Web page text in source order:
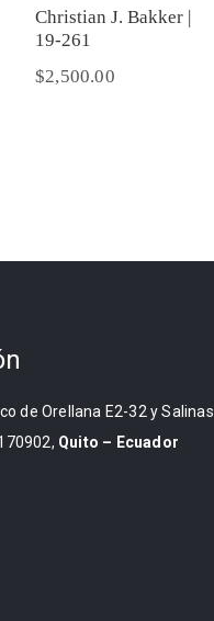
Christian J. Bakker |
19-261
$2,500.00
de Orellana E2-32 y Salinas
Quito – Ecuador